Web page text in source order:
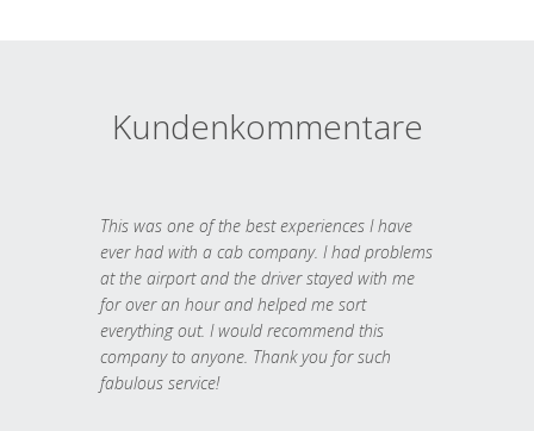
Kundenkommentare
This was one of the best experiences I have
ever had with a cab company. I had problems
at the airport and the driver stayed with me
for over an hour and helped me sort
everything out. I would recommend this
company to anyone. Thank you for such
fabulous service!